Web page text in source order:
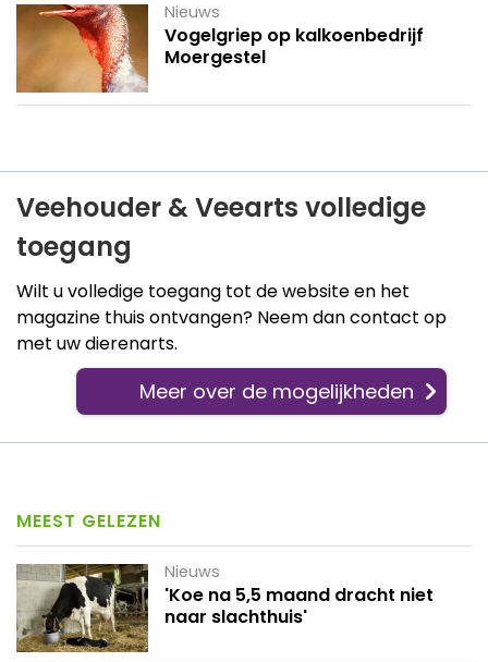
Nieuws
Vogelgriep op kalkoenbedrijf
Moergestel
Veehouder & Veearts volledige
toegang
Wilt u volledige toegang tot de website en het
magazine thuis ontvangen? Neem dan contact op
met uw dierenarts.
Meer over de mogelijkheden
MEEST GELEZEN
Nieuws
'Koe na 5,5 maand dracht niet
naar slachthuis'